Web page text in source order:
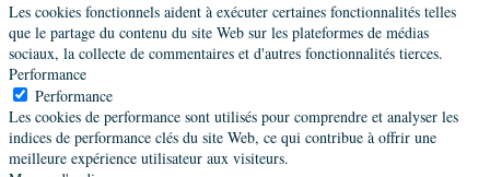
Les cookies fonctionnels aident à exécuter certaines fonctionnalités telles
que le partage du contenu du site Web sur les plateformes de médias
sociaux, la collecte de commentaires et d'autres fonctionnalités tierces.
Performance
Performance
Les cookies de performance sont utilisés pour comprendre et analyser les
indices de performance clés du site Web, ce qui contribue à offrir une
meilleure expérience utilisateur aux visiteurs.